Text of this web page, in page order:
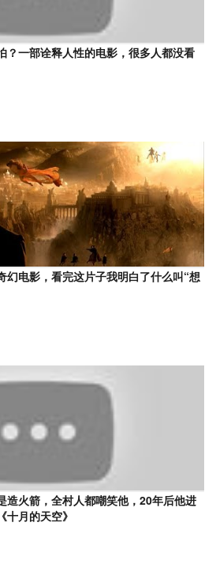
？一部诠释人性的电影，很多人都没看
幻电影，看完这片子我明白了什么叫“想
造火箭，全村人都嘲笑他，20年后他进
月的天空》